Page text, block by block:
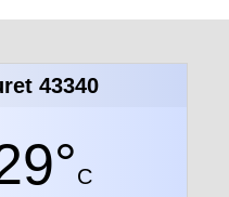
43340
C